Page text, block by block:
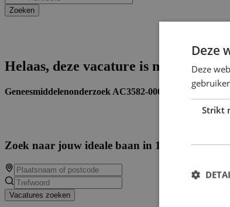
Helaas, deze vacature is niet actief.
Geneesmiddelenonderzoek AC3582-0006-GRQ-C
Zoek naar jouw ideale baan in 14570
Vacatures zoeken
Deze
Deze
Strikt